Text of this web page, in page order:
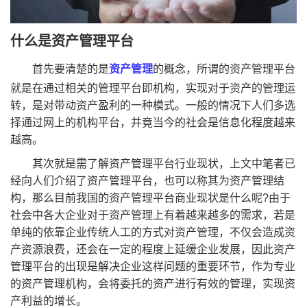
什么是资产管理平台
首先要清楚的是资产管理的概念，所谓的资产管理平台
就是在通过相关的管理平台即机构，实现对于资产的管理运
转，是对带动资产盈利的一种模式。一般的情况下人们多选
择通过网上的机构平台，并竟当今的社会是信息化程度越来
越高。
其次就是需了解资产管理平台行业现状，上文中笔者已
经向人们介绍了资产管理平台，也可以称其为资产管理结
构，那么目前我国的资产管理平台商业现状是什么呢?由于
社会中各大企业对于资产管理上有着越来越多的需求，若是
单纯的依靠企业传统人工的方式对资产管理，不仅会造成资
产资源浪费，还会在一定的程度上延缓企业发展，因此资产
管理平台的出现是解决企业这样问题的重要环节，作为专业
的资产管理机构，会将委托的资产进行有效的管理，实现资
产利益的增长。